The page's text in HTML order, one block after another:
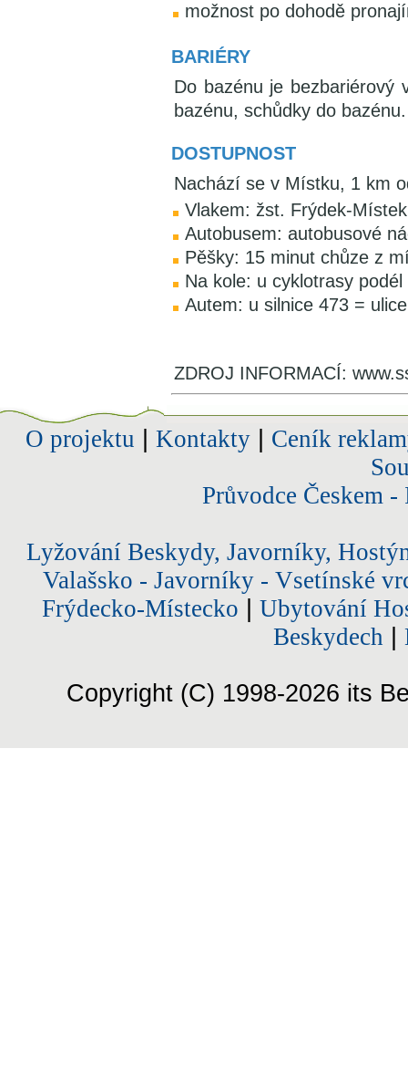
možnost po dohodě
BARIÉRY
Do bazénu je bezbariérový
bazénu, schůdky do
DOSTUPNOST
Nachází se v Místku, 1 km
Vlakem: žst. Frýdek-
Autobusem: autobusové
Pěšky: 15 minut chůze z
Na kole: u cyklotrasy
Autem: u silnice 473 =
ZDROJ INFORMACÍ:
O projektu Kontakty| Ceník
Průvodce Českem
Lyžování Beskydy, Javorníky,
Valašsko - Javorníky - Vsetínské
Frýdecko-Místecko
Ubytování
Beskydech
Copyright (C) 1998-2026 its